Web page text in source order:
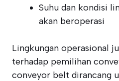
Suhu dan kondisi
akan beroperasi
Lingkungan operasional
terhadap pemilihan
conveyor belt dirancang